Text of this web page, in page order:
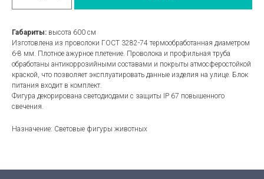
Габариты: высота 600 см
Изготовлена из проволоки ГОСТ 3282-74 термообработанная диаметром
6-8 мм. Плотное ажурное плетение. Проволока и профильная труба
обработаны антикоррозийными составами и покрыты атмосферостойкой
краской, что позволяет эксплуатировать данные изделия на улице. Блок
питания входит в комплект.
Фигура декорирована светодиодами с защиты IP 67 повышенного
свечения.
Назначение: Световые фигуры животных